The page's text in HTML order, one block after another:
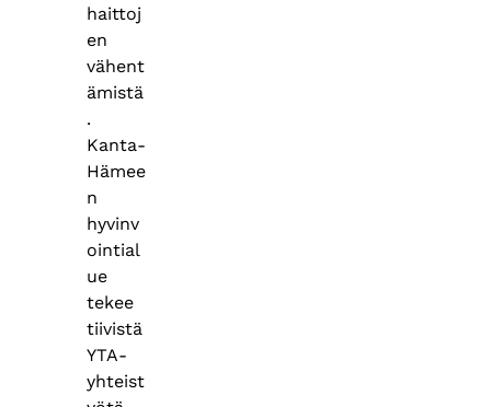
haittoj
en
vähent
ämistä
.
Kanta-
Hämee
n
hyvinv
ointial
ue
tekee
tiivistä
YTA-
yhteist